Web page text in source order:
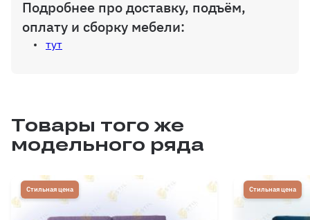
Подробнее про доставку, подъём,
оплату и сборку мебели:
тут
Товары того же
модельного ряда
Стильная цена Стильная цена